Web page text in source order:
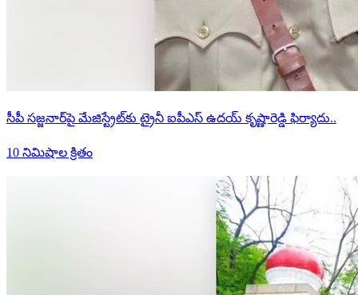
సీపీ సజ్జనార్‌పై మేజిస్ట్రేట్‌కు ట్రైనీ ఐపీఎస్ ఉదయ్ కృష్ణారెడ్డి ఫిర్యాదు..
10 నిమిషాల క్రితం